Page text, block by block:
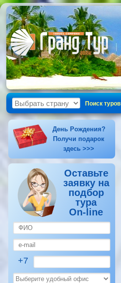
Поиск туров
День Рождения?
Получи подарок
здесь >>>
Оставьте
заявку на
подбор
тура
On-line
+7